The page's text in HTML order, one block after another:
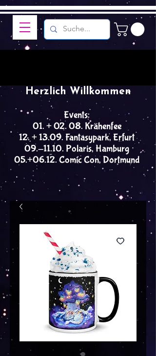
Events:
01. + 02. 08. Krähenfee
12. + 13.09. Fantasypark, Erfurt
09.-11.10. Polaris, Hamburg
05.+06.12. Comic Con, Dortmund
Herzlich Willkommen